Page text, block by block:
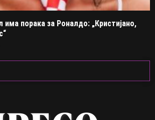
порака за Роналдо: „Кристијано,